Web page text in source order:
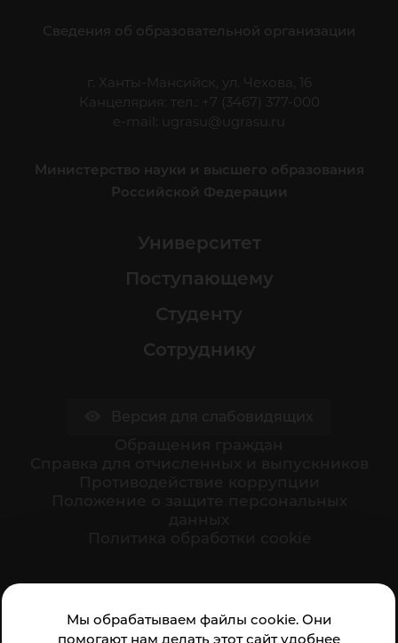
Мы обрабатываем файлы cookie. Они
помогают нам делать этот сайт удобнее
Сведения об образовательной организации
г. Ханты-Мансийск, ул. Чехова, 16
Канцелярия: тел.: +7 (3467) 377-000
e-mail:
ugrasu@ugrasu.ru
Министерство науки и высшего образования
Российской Федерации
Университет
Поступающему
Студенту
Сотруднику
организации: